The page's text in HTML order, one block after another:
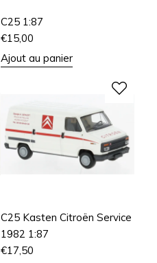
C25 1:87
€15,00
Ajout au panier
C25 Kasten Citroën Service
1982 1:87
€17,50